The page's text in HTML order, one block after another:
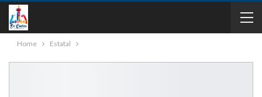
Home Estatal